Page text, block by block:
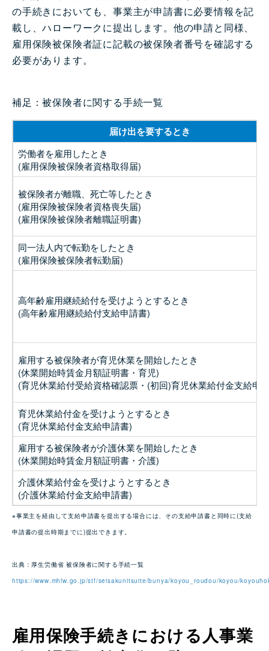
の手続きにおいても、事業主が申請書に必要情報を記
載し、ハローワークに提出します。他の申請と同様、
雇用保険被保険者証に記載の被保険者番号を確認する
必要があります。
補足：被保険者に関する手続一覧
届け出を要するとき
労働者を雇用したとき
(雇用保険被保険者資格取得届)
被保険者が離職、死亡等したとき
(雇用保険被保険者資格喪失届)
(雇用保険被保険者離職証明書)
同一法人内で転勤をしたとき
(雇用保険被保険者転勤届)
高年齢雇用継続給付を受けようとするとき
(高年齢雇用継続給付支給申請書)
雇用する被保険者が育児休業を開始したとき
(休業開始時賃金月額証明書・育児)
(育児休業給付受給資格確認票・(初回)育児休業給付金支給申
育児休業給付金を受けようとするとき
(育児休業給付金支給申請書)
雇用する被保険者が介護休業を開始したとき
(休業開始時賃金月額証明書・介護)
介護休業給付金を受けようとするとき
(介護休業給付金支給申請書)
※事業主を経由して支給申請書を提出する場合には、その支給申請書と同時に(支給
申請書の提出時期までに)提出できます。
出典：厚生労働省 被保険者に関する手続一覧
https://www.mhlw.go.jp/stf/seisakunitsuite/bunya/koyou_roudou/koyou/
雇用保険手続きにおける人事業